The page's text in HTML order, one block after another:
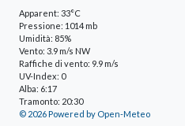
Apparent: 33°C
Pressione: 1014 mb
Umidità: 85%
Vento: 3.9 m/s NW
Raffiche di vento: 9.9 m/s
UV-Index: 0
Alba: 6:17
Tramonto: 20:30
© 2026 Powered by Open-Meteo